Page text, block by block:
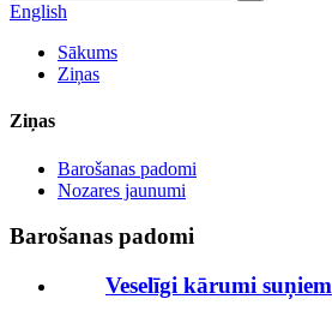
English
Sākums
Ziņas
Ziņas
Barošanas padomi
Nozares jaunumi
Barošanas padomi
Veselīgi kārumi suņiem